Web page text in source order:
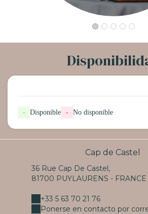
- Disponible - No disponible
Cap de Castel
36 Rue Cap De Castel,
81700 PUYLAURENS - FRANCE
+33 5 63 70 21 76
Ponerse en contacto por